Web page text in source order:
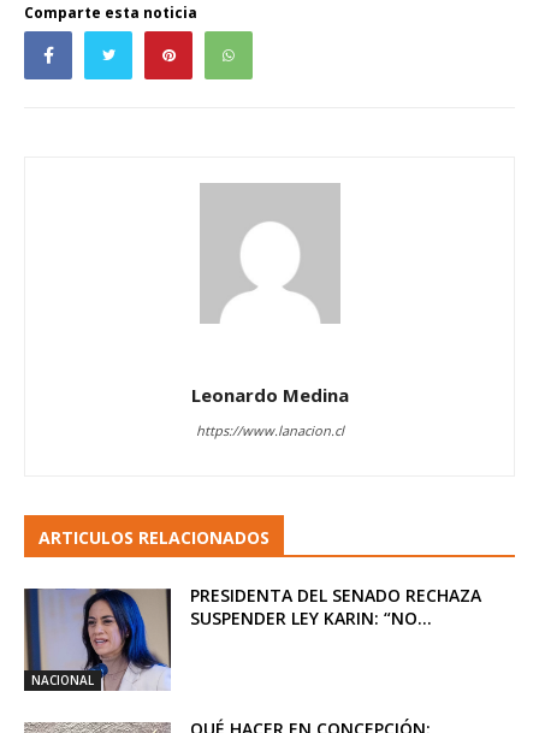
Comparte esta noticia
Leonardo Medina
https://www.lanacion.cl
ARTICULOS RELACIONADOS
NACIONAL
PRESIDENTA DEL SENADO RECHAZA
SUSPENDER LEY KARIN: “NO...